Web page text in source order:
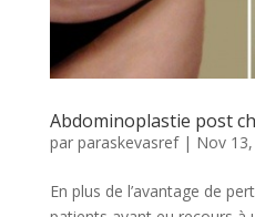
Abdominoplastie post
par paraskevasref| Nov
En plus de l’avantage de